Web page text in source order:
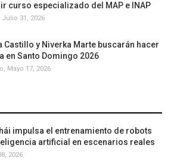
curso especializado del MAP e INAP
31, 2026
Castillo y Niverka Marte buscarán hacer
en Santo Domingo 2026
Mayo 17, 2026
impulsa el entrenamiento de robots
artificial en escenarios reales
2026